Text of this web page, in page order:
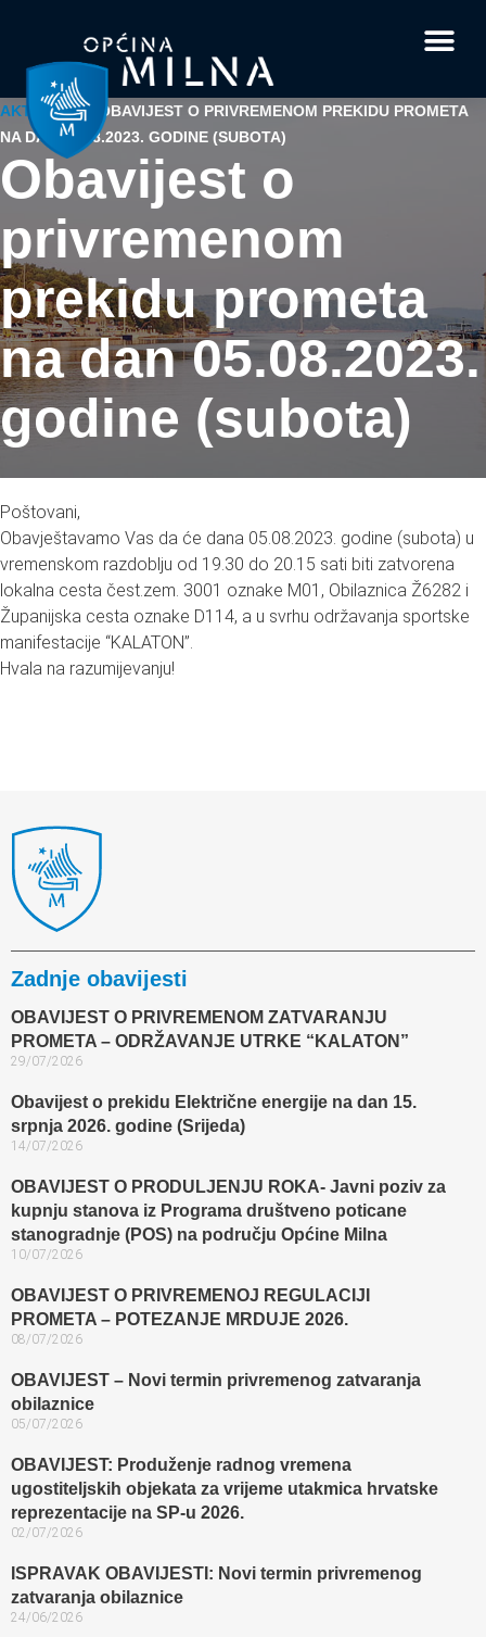
AKTUALNO/
OBAVIJEST O PRIVREMENOM PREKIDU PROMETA
NA DAN 05.08.2023. GODINE (SUBOTA)
Obavijest o
privremenom
prekidu prometa
na dan 05.08.2023.
godine (subota)
Poštovani,
Obavještavamo Vas da će dana 05.08.2023. godine (subota) u
vremenskom razdoblju od 19.30 do 20.15 sati biti zatvorena
lokalna cesta čest.zem. 3001 oznake M01, Obilaznica Ž6282 i
Županijska cesta oznake D114, a u svrhu održavanja sportske
manifestacije “KALATON”.
Hvala na razumijevanju!
Zadnje obavijesti
OBAVIJEST O PRIVREMENOM ZATVARANJU
PROMETA – ODRŽAVANJE UTRKE “KALATON”
29/07/2026
Obavijest o prekidu Električne energije na dan 15.
srpnja 2026. godine (Srijeda)
14/07/2026
OBAVIJEST O PRODULJENJU ROKA- Javni poziv za
kupnju stanova iz Programa društveno poticane
stanogradnje (POS) na području Općine Milna
10/07/2026
OBAVIJEST O PRIVREMENOJ REGULACIJI
PROMETA – POTEZANJE MRDUJE 2026.
08/07/2026
OBAVIJEST – Novi termin privremenog zatvaranja
obilaznice​
05/07/2026
OBAVIJEST: Produženje radnog vremena
ugostiteljskih objekata za vrijeme utakmica hrvatske
reprezentacije na SP-u 2026.
02/07/2026
ISPRAVAK OBAVIJESTI: Novi termin privremenog
zatvaranja obilaznice​
24/06/2026